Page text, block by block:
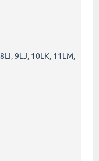
9LJ, 10LK, 11LM,